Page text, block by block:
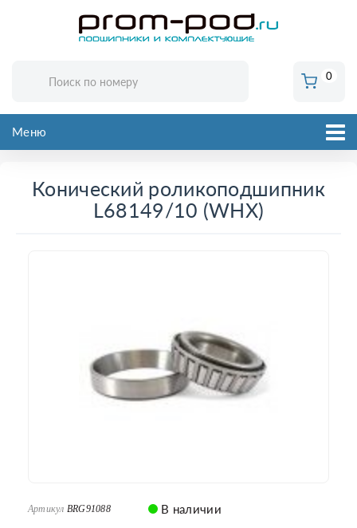
0
Меню
Конический роликоподшипник
L68149/10 (WHX)
Артикул BRG91088
В наличии